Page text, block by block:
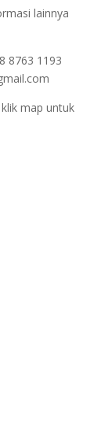
lainnya
8763 1193
map untuk